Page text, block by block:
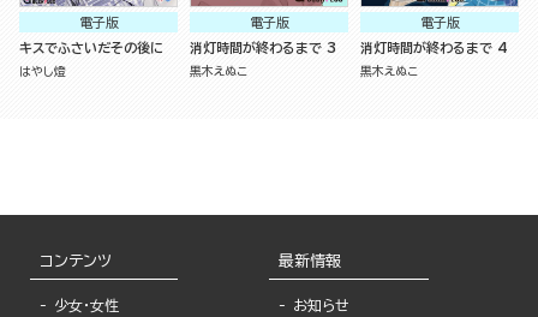
電子版
キスでふさいだその後に
はやし燈
電子版
消灯時間が終わるまで 3
黒木えぬこ
電子版
消灯時間が終わるまで 4
黒木えぬこ
コンテンツ
少女・女性
最新情報
お知らせ